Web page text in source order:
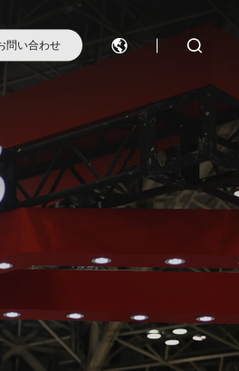
問い合わせ
ったらこちらへ